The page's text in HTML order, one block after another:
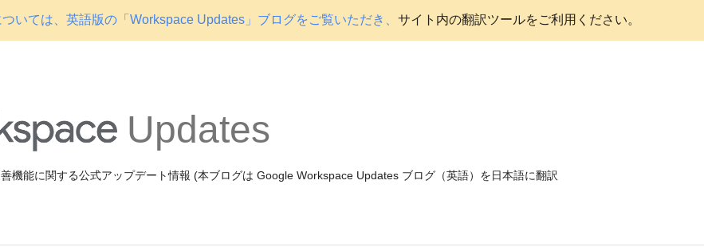
いては、英語版の「Workspace Updates」ブログをご覧いただき、 サイト内の翻訳ツールをご利用ください。
Updates
機能に関する公式アップデート情報 (本ブログは Google Workspace Updates ブログ（英語）を日本語に翻訳